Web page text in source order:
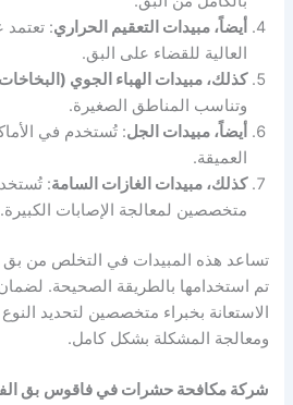
أيضاً، مبيدات التعقيم الحراري: تعتمد
العالية للقضاء على البق.
كذلك، مبيدات الهباء الجوي
وتناسب المناطق الصغيرة.
أيضاً، مبيدات الجل: تُستخدم في
العميقة.
كذلك، مبيدات الغازات السامة:
متخصصين لمعالجة الإصابات الكبيرة.
تساعد هذه المبيدات في التخلص من بق
تم استخدامها بالطريقة الصحيحة.
الاستعانة بخبراء متخصصين لتحديد
ومعالجة المشكلة بشكل كامل.
شركة مكافحة حشرات في فاقوس بق